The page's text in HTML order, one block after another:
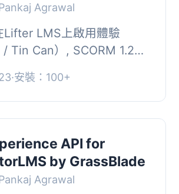
Agrawal
Lifter LMS上啟用體驗
Tin Can）, SCORM 1.2和
外掛整合。, 支援的發
, A...
·安裝：100+
API for
by GrassBlade
Agrawal